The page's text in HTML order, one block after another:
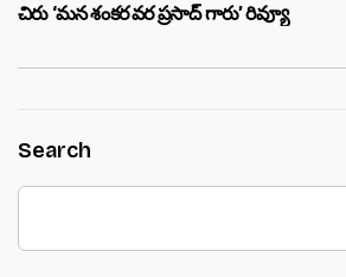
చిరు ‘మ‌న శంక‌ర వ‌ర ప్ర‌సాద్ గారు’ రివ్యూ
Search